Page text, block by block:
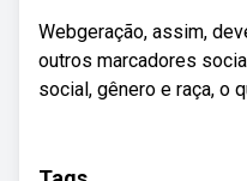
Webgeração, assim,
outros marcadores
social, gênero e raça, o